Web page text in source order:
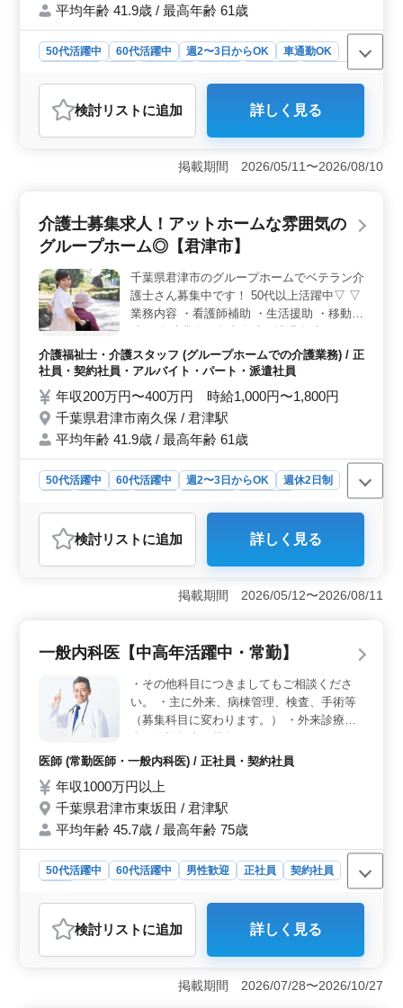
入居者様の気持ちに寄り添える方をお待ちし
ています！
平均年齢 41.9歳 / 最高年齢 61歳
50代活躍中 60代活躍中 週2〜3日からOK
車通勤OK
派遣社員
介護福祉士・介護スタッフ
おすすめポイント
＜アットホームな環境＞ 認知症対応型グループホーム
で家庭的な雰囲気が魅力です。入居者一人ひとりの暮ら
しを大切にし、スタッフ同士もチームとして支え合う風
ています。 ＜働きやすさ＞ 柔軟なシフト制度や夜
勤業務のない勤務環境、交通費実費支給など働きやすい
も魅力の一つで通勤時間を有効活用できます。 ＜キ
ャリアアップの機会＞ 介護経験1年以上の方を歓迎して
おり、スキルアップやキャリアの発展が期待できます。
定期的な研修やフォローアップ体制が整っており、スタ
ッフ一人ひとりの成長をサポートします。
検討リスト に追加 詳しく見る
掲載期間 2026/05/11〜2026/08/10
介護士募集求人！アットホームな雰囲気の
グループホーム◎【君津市】
千葉県君津市のグループホームでベテラン介
護士さん募集中です！ 50代以上活躍中▽ ▽
業務内容 ・看護師補助 ・生活援助 ・移動介
助 ・介助業務（食事介助、排泄介助など）
・サービス利用者の家族との相談、助言 ・
身体機能の維持・回復サポート ▽備考 ・シ
・交通費実費支給 ・車通勤可能（駐車場完
備）☆ お気軽にお問い合わせください▽ 入
居者様の気持ちに寄り添える方をお待ちして
います！
介護福祉士・介護スタッフ (グループホームでの介護業務) / 正
社員・契約社員・アルバイト・パート・派遣社員
年収200万円〜400万円 時給1,000円〜1,800円
千葉県君津市南久保 / 君津駅
平均年齢 41.9歳 / 最高年齢 61歳
50代活躍中 60代活躍中 週2〜3日からOK
週休2日制
介護福祉士・介護スタッフ
おすすめポイント
＜アットホームな雰囲気のグループホーム＞ 千葉県君
津市南久保に位置するアットホームな雰囲気のグループ
ホームでの介護士を募集してます。50代以上の方も活躍
＞ 看護師の補助から生活援助、移動介助、介助業務ま
で幅広い業務を担当します。入居者様の身体機能の維持
や回復をサポートしながら安心して日々の生活を送れる
よう支援します。 ＜働きやすい環境＞ シフト制で
週3日以上の相談が可能であり、夜勤業務はありません。
交通費は実費支給され、車通勤も可能です（駐車場完
備）。休憩時間もしっかり確保されており、ストレスの
検討リスト に追加 詳しく見る
掲載期間 2026/05/12〜2026/08/11
一般内科医【中高年活躍中・常勤】
・その他科目につきましてもご相談くださ
い。 ・主に外来、病棟管理、検査、手術等
（募集科目に変わります。） ・外来診療担
テ：電子カルテ 夜間当直：無し （常勤医師
医師 (常勤医師・一般内科医) / 正社員・契約社員
年収1000万円以上
千葉県君津市東坂田 / 君津駅
平均年齢 45.7歳 / 最高年齢 75歳
50代活躍中 60代活躍中 男性歓迎 正社員
契約社員
おすすめポイント
＜経験豊富な医師募集＞ この病院では、中高年の医師
が現在活躍しております。10年以上の一般内科の経験を
持つ医師が求めています。経験を生かし、外来診療や病
棟管理など幅広い医療活動に携わっていただきま
検討リスト に追加 詳しく見る
掲載期間 2026/07/28〜2026/10/27